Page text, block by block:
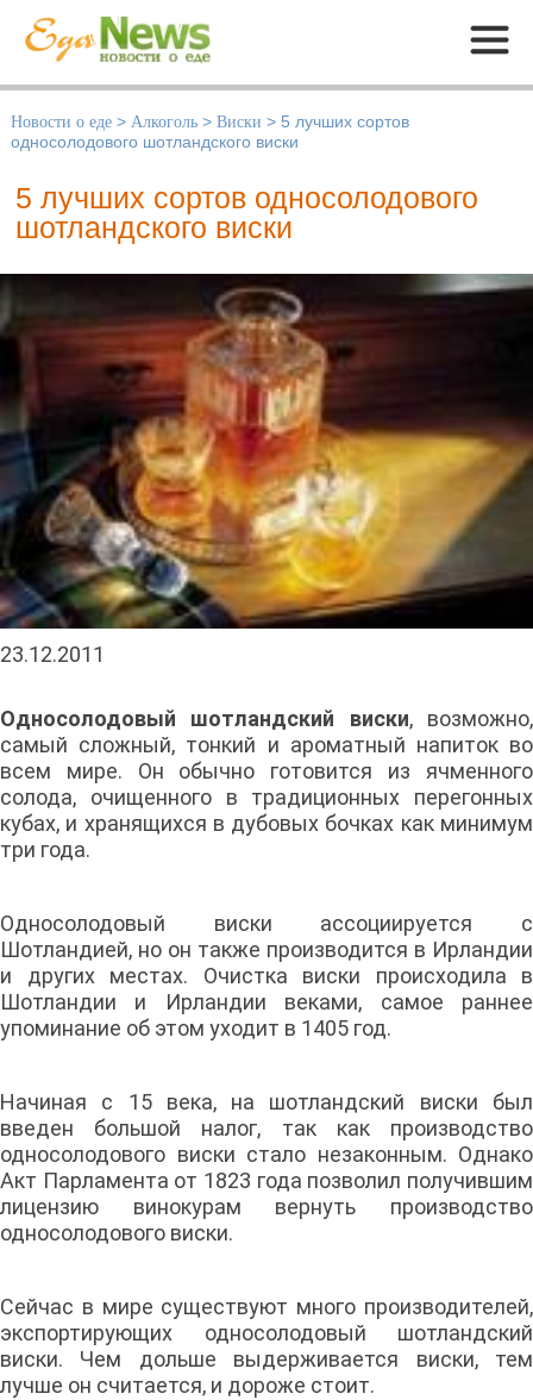
Меню
Новости о еде > Алкоголь > Виски > 5 лучших сортов
односолодового шотландского виски
5 лучших сортов односолодового
шотландского виски
23.12.2011
Односолодовый шотландский виски, возможно,
самый сложный, тонкий и ароматный напиток во
всем мире. Он обычно готовится из ячменного
солода, очищенного в традиционных перегонных
кубах, и хранящихся в дубовых бочках как минимум
три года.
Односолодовый виски ассоциируется с
Шотландией, но он также производится в Ирландии
и других местах. Очистка виски происходила в
Шотландии и Ирландии веками, самое раннее
упоминание об этом уходит в 1405 год.
Начиная с 15 века, на шотландский виски был
введен большой налог, так как производство
односолодового виски стало незаконным. Однако
Акт Парламента от 1823 года позволил получившим
лицензию винокурам вернуть производство
односолодового виски.
Сейчас в мире существуют много производителей,
экспортирующих односолодовый шотландский
виски. Чем дольше выдерживается виски, тем
лучше он считается, и дороже стоит.